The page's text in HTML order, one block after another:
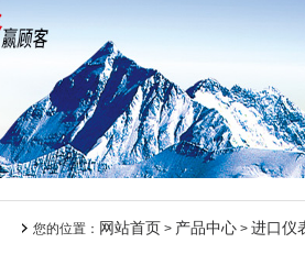
您的位置： 网站首页 > 产品中心 > 进口仪